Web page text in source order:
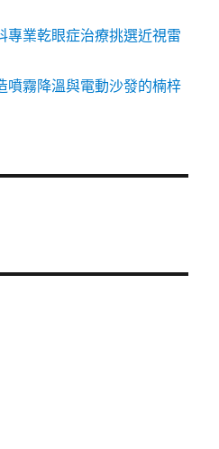
專業乾眼症治療挑選近視雷
噴霧降溫與電動沙發的楠梓